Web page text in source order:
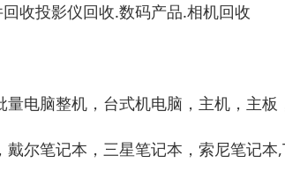
收投影仪回收.数码产品.相机回收
电脑整机，台式机电脑，主机，主
尔笔记本，三星笔记本，索尼笔记